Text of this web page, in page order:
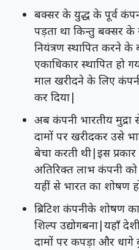
बक्सर के युद्ध के पूर्व
पड़ता था किन्तु बक्सर के
नियंत्रण स्थापित करने के
एकाधिकार स्थापित हो
माल खरीदने के लिए
कर दिया|
अब कंपनी भारतीय
दामों पर खरीदकर उसे
बेचा करती थी|इस प्रकार
अतिरिक्त लाभ कंपनी को
यहीं से भारत का शोषण
ब्रिटिश कंपनीके शोषण
शिल्प उद्योगबना|यहाँ
दामों पर कपड़ा और